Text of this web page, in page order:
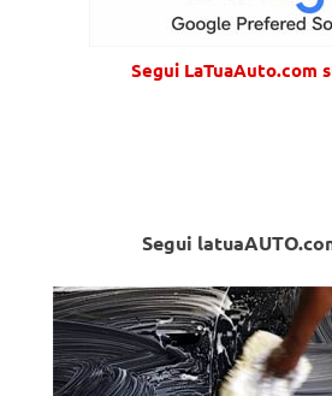
Segui LaTuaAuto.com
Segui latuaAUTO.com